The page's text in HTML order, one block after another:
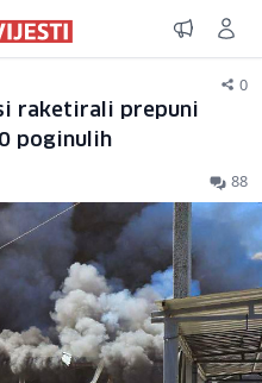
0
raketirali prepuni
poginulih
88